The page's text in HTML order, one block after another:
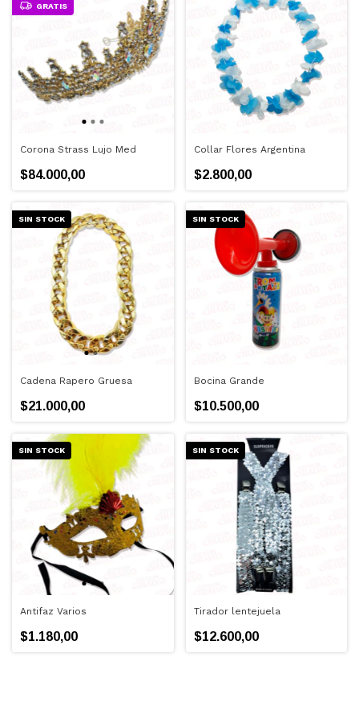
GRATIS
Corona Strass Lujo Med
$84.000,00
Collar Flores Argentina
$2.800,00
SIN STOCK
Cadena Rapero Gruesa
$21.000,00
SIN STOCK
Bocina Grande
$10.500,00
SIN STOCK
Antifaz Varios
$1.180,00
SIN STOCK
Tirador lentejuela
$12.600,00